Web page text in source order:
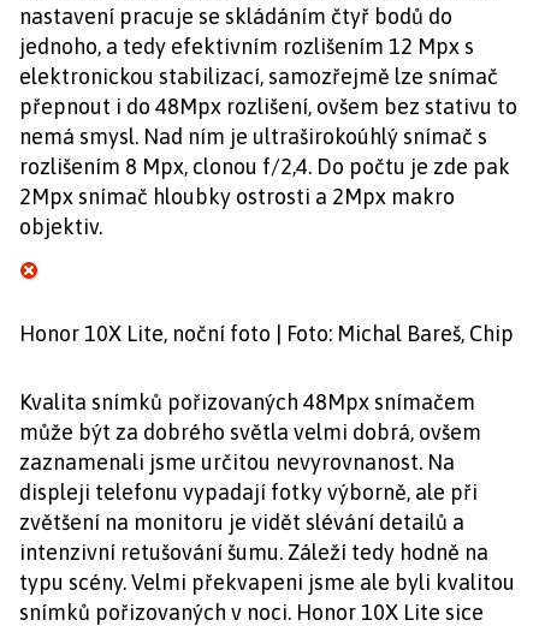
nastavení pracuje se skládáním čtyř bodů do
jednoho, a tedy efektivním rozlišením 12 Mpx s
elektronickou stabilizací, samozřejmě lze snímač
přepnout i do 48Mpx rozlišení, ovšem bez stativu to
nemá smysl. Nad ním je ultraširokoúhlý snímač s
rozlišením 8 Mpx, clonou f/2,4. Do počtu je zde pak
2Mpx snímač hloubky ostrosti a 2Mpx makro
objektiv.
Honor 10X Lite, noční foto | Foto: Michal Bareš, Chip
Kvalita snímků pořizovaných 48Mpx snímačem
může být za dobrého světla velmi dobrá, ovšem
zaznamenali jsme určitou nevyrovnanost. Na
displeji telefonu vypadají fotky výborně, ale při
zvětšení na monitoru je vidět slévání detailů a
intenzivní retušování šumu. Záleží tedy hodně na
typu scény. Velmi překvapeni jsme ale byli kvalitou
snímků pořizovaných v noci. Honor 10X Lite sice